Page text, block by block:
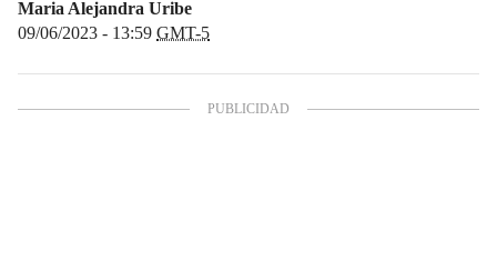
Maria Alejandra Uribe
09/06/2023 - 13:59 GMT-5